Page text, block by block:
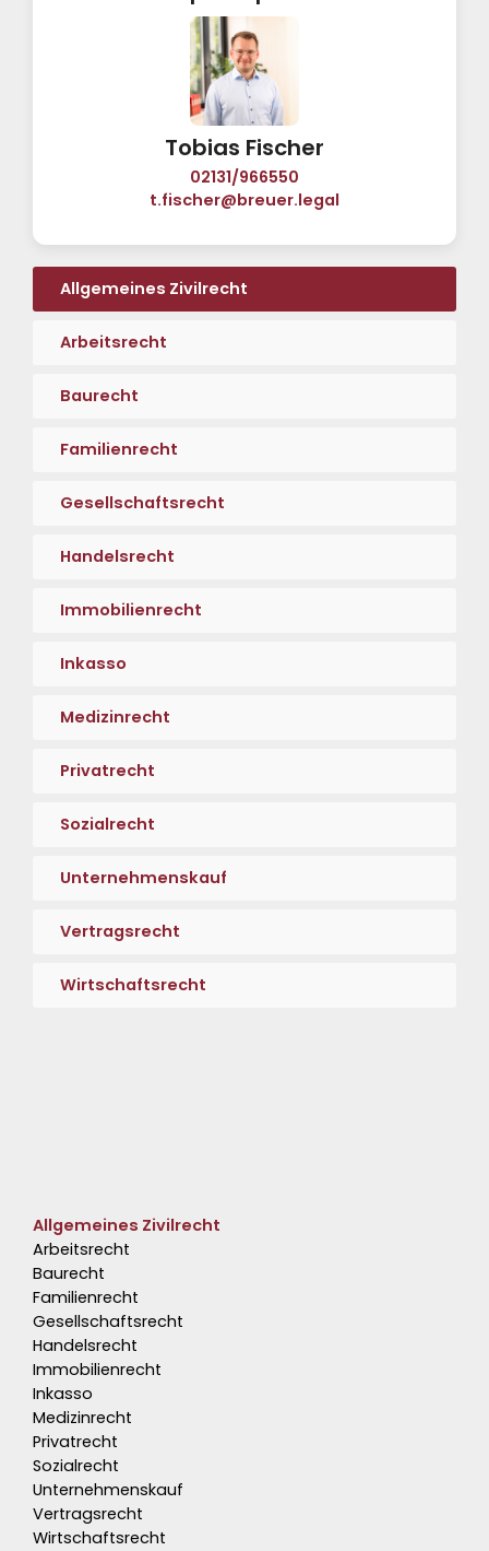
Tobias Fischer
02131/966550
t.fischer@breuer.legal
Allgemeines Zivilrecht
Arbeitsrecht
Baurecht
Familienrecht
Gesellschaftsrecht
Handelsrecht
Immobilienrecht
Inkasso
Medizinrecht
Privatrecht
Sozialrecht
Unternehmenskauf
Vertragsrecht
Wirtschaftsrecht
Allgemeines Zivilrecht
Arbeitsrecht
Baurecht
Familienrecht
Gesellschaftsrecht
Handelsrecht
Immobilienrecht
Inkasso
Medizinrecht
Privatrecht
Sozialrecht
Unternehmenskauf
Vertragsrecht
Wirtschaftsrecht